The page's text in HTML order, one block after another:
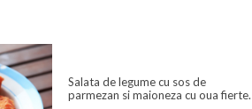
Salata de legume cu sos de
parmezan si maioneza cu oua fierte.